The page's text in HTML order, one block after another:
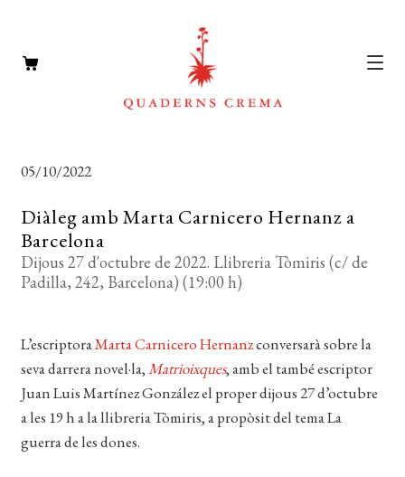
NOTÍCIES
L’EDITORIAL
DISTRIBUCIÓ
CONTACTE
EL MEU COMPTE
05/10/2022
Diàleg amb Marta Carnicero Hernanz a
Barcelona
Dijous 27 d'octubre de 2022. Llibreria Tòmiris (c/ de
Padilla, 242, Barcelona) (19:00 h)
L’escriptoraMarta Carnicero Hernanzconversarà sobre la
seva darrera novel·la,Matrioixques, amb el també escriptor
Juan Luis Martínez González el proper dijous 27 d’octubre
a les 19 h a la llibreria Tòmiris, a propòsit del tema La
guerra de les dones.